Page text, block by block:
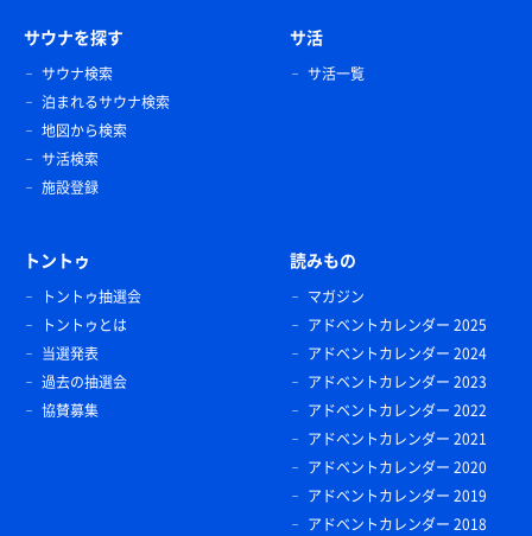
サウナを探す
サウナ検索
泊まれるサウナ検索
地図から検索
サ活検索
施設登録
サ活
サ活一覧
トントゥ
トントゥ抽選会
トントゥとは
当選発表
過去の抽選会
協賛募集
読みもの
マガジン
アドベントカレンダー 2025
アドベントカレンダー 2024
アドベントカレンダー 2023
アドベントカレンダー 2022
アドベントカレンダー 2021
アドベントカレンダー 2020
アドベントカレンダー 2019
アドベントカレンダー 2018